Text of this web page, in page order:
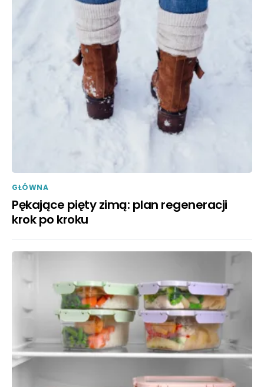
GŁÓWNA
Pękające pięty zimą: plan regeneracji
krok po kroku